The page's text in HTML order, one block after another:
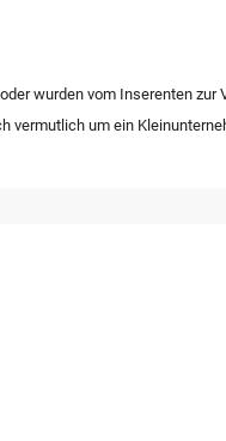
wurden vom Inserenten zur
vermutlich um ein